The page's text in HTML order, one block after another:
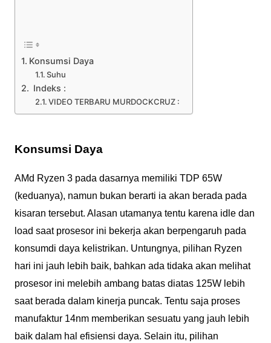
Konsumsi Daya
Suhu
Indeks :
VIDEO TERBARU MURDOCKCRUZ :
Konsumsi Daya
AMd Ryzen 3 pada dasarnya memiliki TDP 65W
(keduanya), namun bukan berarti ia akan berada pada
kisaran tersebut. Alasan utamanya tentu karena idle dan
load saat prosesor ini bekerja akan berpengaruh pada
konsumdi daya kelistrikan. Untungnya, pilihan Ryzen
hari ini jauh lebih baik, bahkan ada tidaka akan melihat
prosesor ini melebih ambang batas diatas 125W lebih
saat berada dalam kinerja puncak. Tentu saja proses
manufaktur 14nm memberikan sesuatu yang jauh lebih
baik dalam hal efisiensi daya. Selain itu, pilihan